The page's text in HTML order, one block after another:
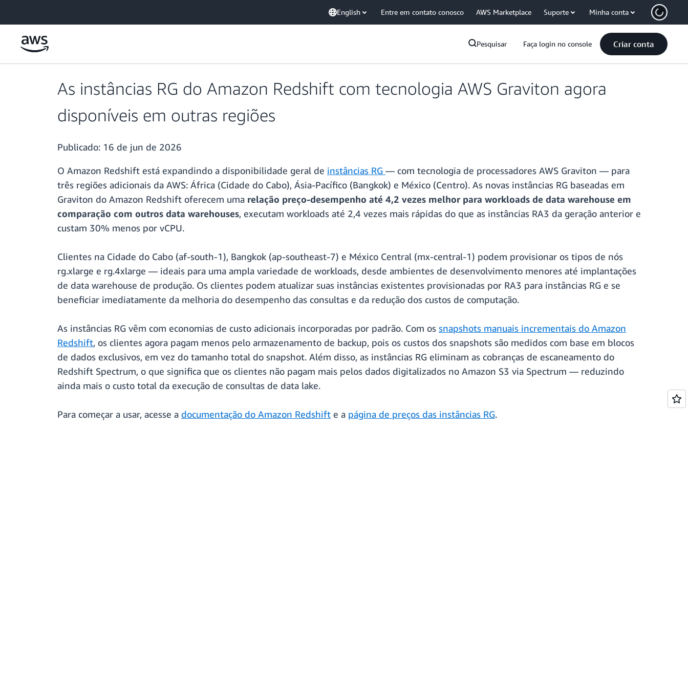
English Entre em contato conosco AWS Marketplace Suporte Minha conta
Pesquisar Faça login no console Criar conta
As instâncias RG do Amazon Redshift com tecnologia AWS Graviton agora
disponíveis em outras regiões
Publicado: 16 de jun de 2026
O Amazon Redshift está expandindo a disponibilidade geral de instâncias RG — com tecnologia de processadores AWS Graviton — para
três regiões adicionais da AWS: África (Cidade do Cabo), Ásia-Pacífico (Bangkok) e México (Centro). As novas instâncias RG baseadas em
Graviton do Amazon Redshift oferecem uma relação preço-desempenho até 4,2 vezes melhor para workloads de data warehouse em
comparação com outros data warehouses, executam workloads até 2,4 vezes mais rápidas do que as instâncias RA3 da geração anterior e
custam 30% menos por vCPU.
Clientes na Cidade do Cabo (af-south-1), Bangkok (ap-southeast-7) e México Central (mx-central-1) podem provisionar os tipos de nós
rg.xlarge e rg.4xlarge — ideais para uma ampla variedade de workloads, desde ambientes de desenvolvimento menores até implantações
de data warehouse de produção. Os clientes podem atualizar suas instâncias existentes provisionadas por RA3 para instâncias RG e se
beneficiar imediatamente da melhoria do desempenho das consultas e da redução dos custos de computação.
As instâncias RG vêm com economias de custo adicionais incorporadas por padrão. Com os snapshots manuais incrementais do Amazon
Redshift, os clientes agora pagam menos pelo armazenamento de backup, pois os custos dos snapshots são medidos com base em blocos
de dados exclusivos, em vez do tamanho total do snapshot. Além disso, as instâncias RG eliminam as cobranças de escaneamento do
Redshift Spectrum, o que significa que os clientes não pagam mais pelos dados digitalizados no Amazon S3 via Spectrum — reduzindo
ainda mais o custo total da execução de consultas de data lake.
Para começar a usar, acesse a documentação do Amazon Redshift e a página de preços das instâncias RG.